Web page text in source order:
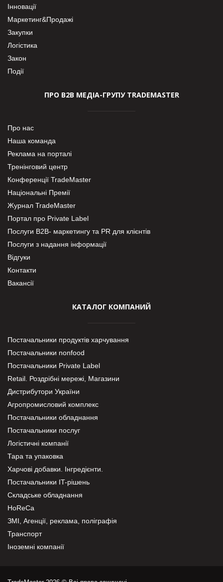
Інновації
Маркетинг&Продажі
Закупки
Логістика
Закон
Події
ПРО В2В МЕДІА-ГРУПУ TRADEMASTER
Про нас
Наша команда
Реклама на порталі
Тренінговий центр
Конференції TradeMaster
Національні Премії
Журнал TradeMaster
Портал про Private Label
Послуги В2В- маркетингу та PR для клієнтів
Послуги з надання інформації
Відгуки
Контакти
Вакансії
КАТАЛОГ КОМПАНИЙ
Постачальники продуктів харчування
Постачальники nonfood
Постачальники Private Label
Retail. Роздрібні мережі, Магазини
Дистрибутори України
Агропромисловий комплекс
Постачальники обладнання
Постачальники послуг
Логістичні компанії
Тара та упаковка
Харчові добавки. Інгредієнти.
Постачальники IT-рішень
Складське обладнання
HoReCa
ЗМІ, Агенції, реклама, поліграфія
Транспорт
Іноземні компанії